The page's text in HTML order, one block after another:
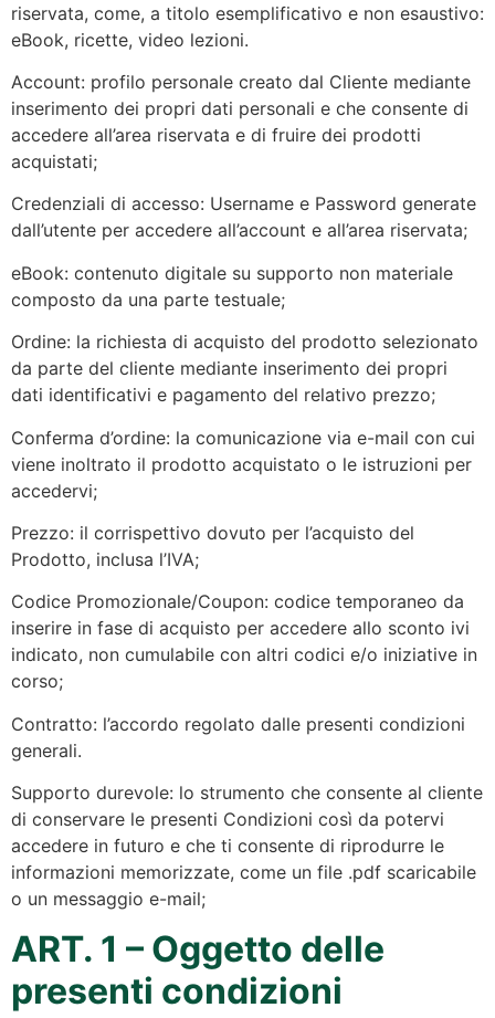
riservata, come, a titolo esemplificativo e non esaustivo:
eBook, ricette, video lezioni.
Account: profilo personale creato dal Cliente mediante
inserimento dei propri dati personali e che consente di
accedere all’area riservata e di fruire dei prodotti
acquistati;
Credenziali di accesso: Username e Password generate
dall’utente per accedere all’account e all’area riservata;
eBook: contenuto digitale su supporto non materiale
composto da una parte testuale;
Ordine: la richiesta di acquisto del prodotto selezionato
da parte del cliente mediante inserimento dei propri
dati identificativi e pagamento del relativo prezzo;
Conferma d’ordine: la comunicazione via e-mail con cui
viene inoltrato il prodotto acquistato o le istruzioni per
accedervi;
Prezzo: il corrispettivo dovuto per l’acquisto del
Prodotto, inclusa l’IVA;
Codice Promozionale/Coupon: codice temporaneo da
inserire in fase di acquisto per accedere allo sconto ivi
indicato, non cumulabile con altri codici e/o iniziative in
corso;
Contratto: l’accordo regolato dalle presenti condizioni
generali.
Supporto durevole: lo strumento che consente al cliente
di conservare le presenti Condizioni così da potervi
accedere in futuro e che ti consente di riprodurre le
informazioni memorizzate, come un file .pdf scaricabile
o un messaggio e-mail;
ART. 1 – Oggetto delle
presenti condizioni